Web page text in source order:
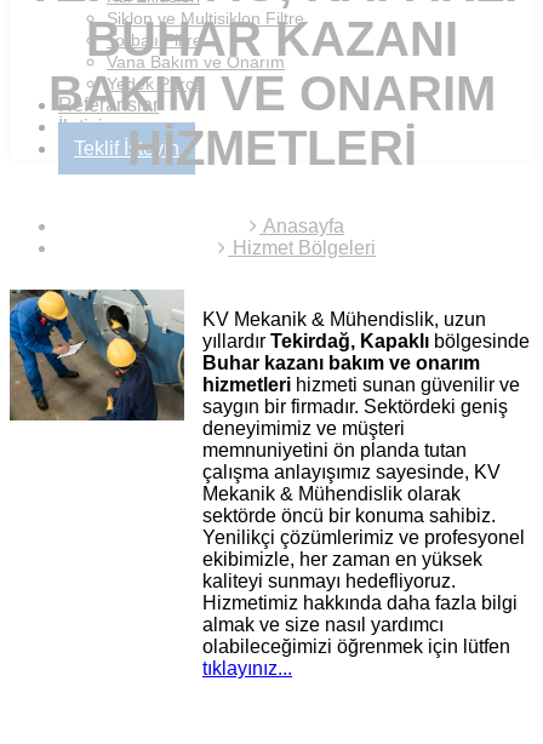
Siklon ve Multisiklon Filtre
Torbalı Filtre
Vana Bakım ve Onarım
Yedek Parça
Referanslar
İletişim
Teklif İsteyin
BUHAR KAZANI
BAKIM VE ONARIM
HIZMETLERI
Anasayfa
Hizmet Bölgeleri
KV Mekanik & Mühendislik, uzun
yıllardırTekirdağ, Kapaklı bölgesinde
Buhar kazanı bakım ve onarım
hizmetleri hizmeti sunan güvenilir ve
saygın bir firmadır. Sektördeki geniş
deneyimimiz ve müşteri
memnuniyetini ön planda tutan
çalışma anlayışımız sayesinde, KV
Mekanik & Mühendislik olarak
sektörde öncü bir konuma sahibiz.
Yenilikçi çözümlerimiz ve profesyonel
ekibimizle, her zaman en yüksek
kaliteyi sunmayı hedefliyoruz.
Hizmetimiz hakkında daha fazla bilgi
almak ve size nasıl yardımcı
olabileceğimizi öğrenmek için lütfen
tıklayınız...